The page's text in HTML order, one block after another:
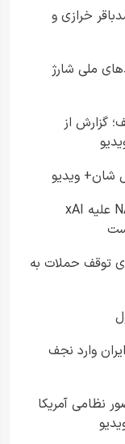
خرازی و
این کدهای ملی شارژ
گزارش از
شان+ ویدیو
وزارت دادگستری آمریکا: شکایت NAACP علیه xAI
توقف حملات به
وارد نجف
نظامی آمریکا